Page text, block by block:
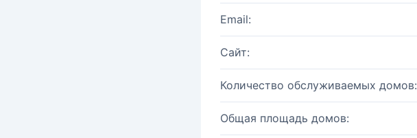
Email:
Сайт:
Количество обслуживаемых домов:
Общая площадь домов: